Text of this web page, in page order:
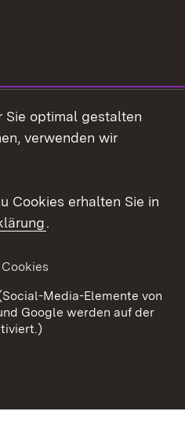
Datenschutz
Cookies
Sie optimal gestalten
verwenden wir
Cookies erhalten Sie in
.
Media-Elemente von
Google werden auf der